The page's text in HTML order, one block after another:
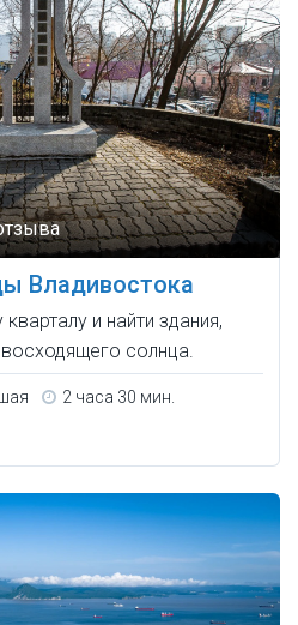
Владивостока
и найти здания,
солнца.
2 часа 30 мин.